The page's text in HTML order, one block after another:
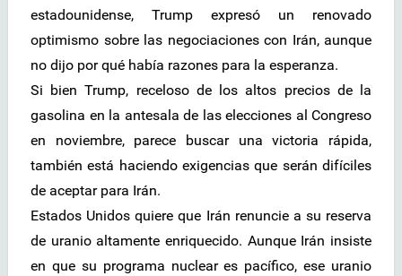
estadounidense, Trump expresó un renovado
optimismo sobre las negociaciones con Irán, aunque
no dijo por qué había razones para la esperanza.
Si bien Trump, receloso de los altos precios de la
gasolina en la antesala de las elecciones al Congreso
en noviembre, parece buscar una victoria rápida,
también está haciendo exigencias que serán difíciles
de aceptar para Irán.
Estados Unidos quiere que Irán renuncie a su reserva
de uranio altamente enriquecido. Aunque Irán insiste
en que su programa nuclear es pacífico, ese uranio